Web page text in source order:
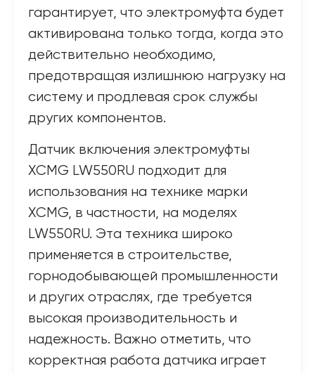
гарантирует, что электромуфта будет
активирована только тогда, когда это
действительно необходимо,
предотвращая излишнюю нагрузку на
систему и продлевая срок службы
других компонентов.
Датчик включения электромуфты
XCMG LW550RU подходит для
использования на технике марки
XCMG, в частности, на моделях
LW550RU. Эта техника широко
применяется в строительстве,
горнодобывающей промышленности
и других отраслях, где требуется
высокая производительность и
надежность. Важно отметить, что
корректная работа датчика играет